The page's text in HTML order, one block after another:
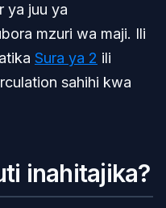
ya juu ya
mzuri wa maji. Ili
Sura ya 2 ili
sahihi kwa
inahitajika?